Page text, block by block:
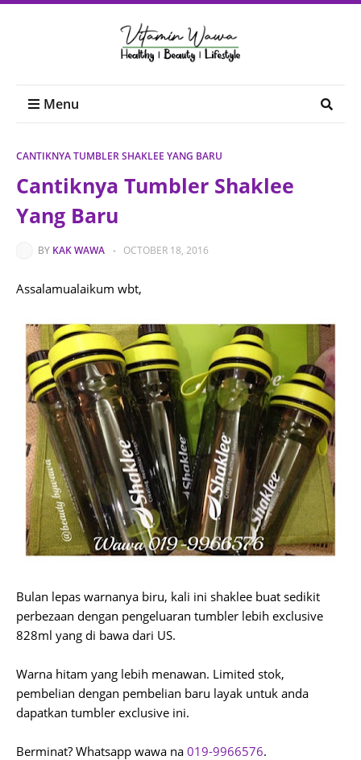
Menu
CANTIKNYA TUMBLER SHAKLEE YANG BARU
Cantiknya Tumbler Shaklee
Yang Baru
BY KAK WAWA - OCTOBER 18, 2016
Assalamualaikum wbt,
Bulan lepas warnanya biru, kali ini shaklee buat sedikit
perbezaan dengan pengeluaran tumbler lebih exclusive
828ml yang di bawa dari US.
Warna hitam yang lebih menawan. Limited stok,
pembelian dengan pembelian baru layak untuk anda
dapatkan tumbler exclusive ini.
Berminat? Whatsapp wawa na 019-9966576.